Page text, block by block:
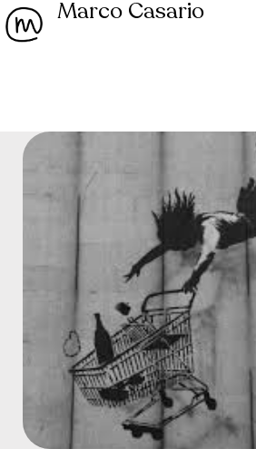
Marco Casario